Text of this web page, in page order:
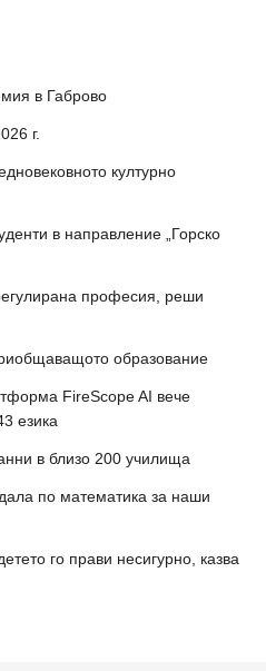
в Габрово
г.
културно
в направление „Горско
професия, реши
образование
FireScope AI вече
езика
в близо 200 училища
по математика за наши
го прави несигурно, казва